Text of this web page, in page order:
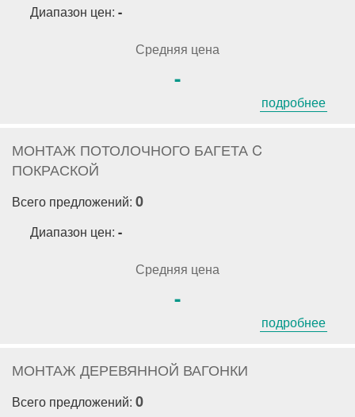
Диапазон цен: -
Средняя цена
-
подробнее
МОНТАЖ ПОТОЛОЧНОГО БАГЕТА C
ПОКРАСКОЙ
Всего предложений: 0
Диапазон цен: -
Средняя цена
-
подробнее
МОНТАЖ ДЕРЕВЯННОЙ ВАГОНКИ
Всего предложений: 0